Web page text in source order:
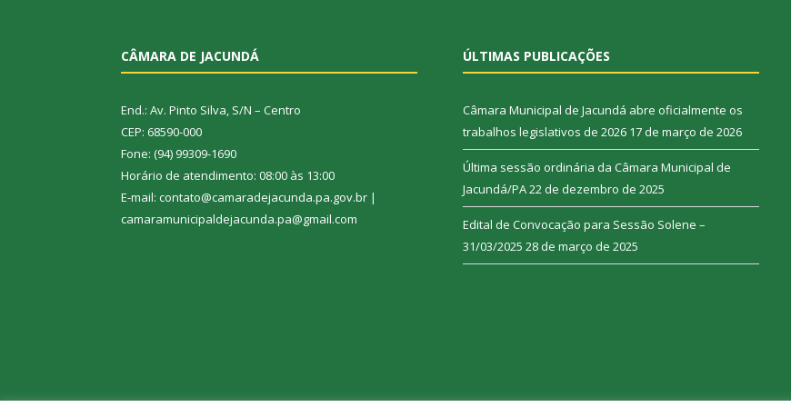
CÂMARA DE JACUNDÁ
End.: Av. Pinto Silva, S/N – Centro
CEP: 68590-000
Fone: (94) 99309-1690
Horário de atendimento: 08:00 às 13:00
E-mail: contato@camaradejacunda.pa.gov.br |
camaramunicipaldejacunda.pa@gmail.com
ÚLTIMAS PUBLICAÇÕES
Câmara Municipal de Jacundá abre oficialmente os
trabalhos legislativos de 2026 17 de março de 2026
Última sessão ordinária da Câmara Municipal de
Jacundá/PA22 de dezembro de 2025
Edital de Convocação para Sessão Solene –
31/03/2025 28 de março de 2025